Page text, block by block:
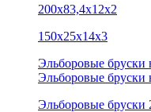
200х83,4х12х2
150х25х14х3
Эльборовые бруски
Эльборовые бруски
Эльборовые бруски